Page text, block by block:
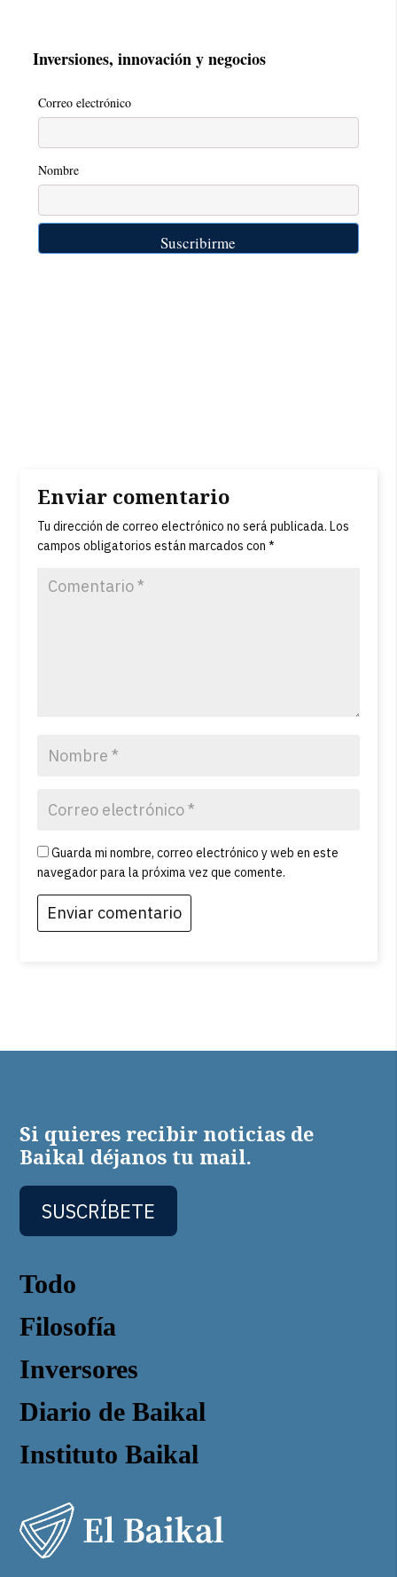
Inversiones, innovación y negocios
Correo electrónico
Nombre
Enviar comentario
Tu dirección de correo electrónico no será publicada. Los
campos obligatorios están marcados con*
Guarda mi nombre, correo electrónico y web en este
navegador para la próxima vez que comente.
Todo
Filosofía
Inversores
Diario de Baikal
Instituto Baikal
Si quieres recibir noticias de
Baikal déjanos tu mail.
SUSCRÍBETE